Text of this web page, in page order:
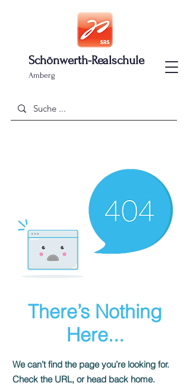
Schönwerth-Realschule
Amberg
There’s Nothing
Here...
We can’t find the page you’re looking for.
Check the URL, or head back home.